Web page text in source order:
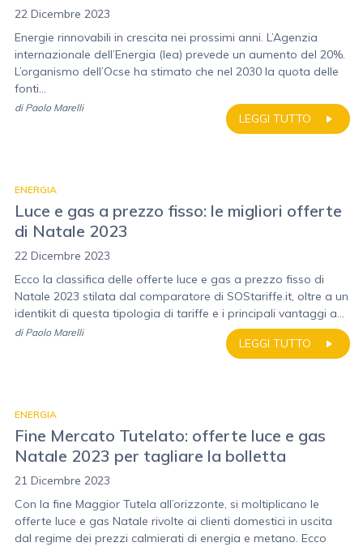
22 Dicembre 2023
Energie rinnovabili in crescita nei prossimi anni. L’Agenzia
internazionale dell’Energia (Iea) prevede un aumento del 20%.
L’organismo dell’Ocse ha stimato che nel 2030 la quota delle
fonti...
LEGGI TUTTO
di Paolo Marelli
ENERGIA
Luce e gas a prezzo fisso: le migliori offerte
di Natale 2023
22 Dicembre 2023
Ecco la classifica delle offerte luce e gas a prezzo fisso di
Natale 2023 stilata dal comparatore di SOStariffe.it, oltre a un
identikit di questa tipologia di tariffe e i principali vantaggi a...
LEGGI TUTTO
di Paolo Marelli
ENERGIA
Fine Mercato Tutelato: offerte luce e gas
Natale 2023 per tagliare la bolletta
21 Dicembre 2023
Con la fine Maggior Tutela all’orizzonte, si moltiplicano le
offerte luce e gas Natale rivolte ai clienti domestici in uscita
dal regime dei prezzi calmierati di energia e metano. Ecco